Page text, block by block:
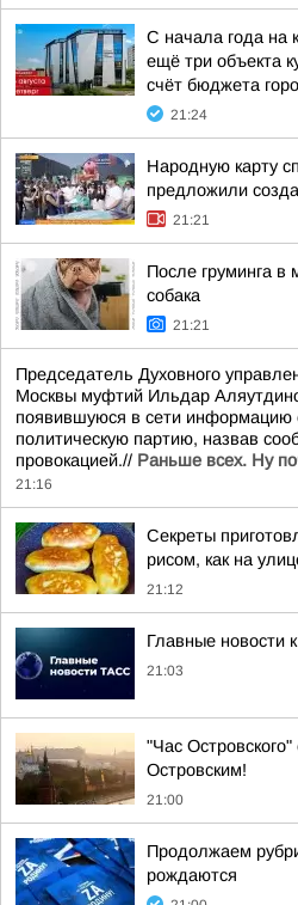
С начала года на
ещё три объекта
счёт бюджета
21:24
Народную карту
предложили
21:21
После груминга в
собака
21:21
Председатель Духовного
Москвы муфтий Ильдар
появившуюся в сети информацию
политическую партию, назвав
провокацией.// Раньше всех. Ну
21:16
Секреты
рисом, как на
21:12
Главные новости
21:03
"Час
Островским!
21:00
Продолжаем
рождаются